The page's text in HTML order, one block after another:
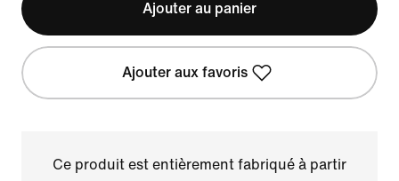
Ajouter au panier
Ajouter aux favoris
Ce produit est entièrement fabriqué à partir